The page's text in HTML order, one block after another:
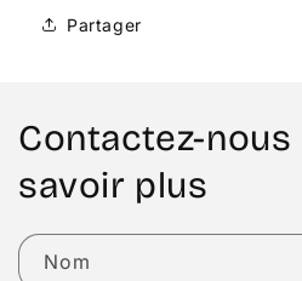
Partager
Contactez-nous
savoir plus
Nom